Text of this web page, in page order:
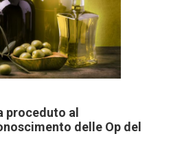
proceduto al
delle Op del